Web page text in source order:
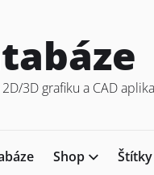
3D grafiku a CAD
Shop Štítky